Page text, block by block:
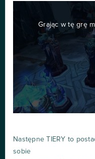
Grając w tę grę
Następne TIERY to
sobie